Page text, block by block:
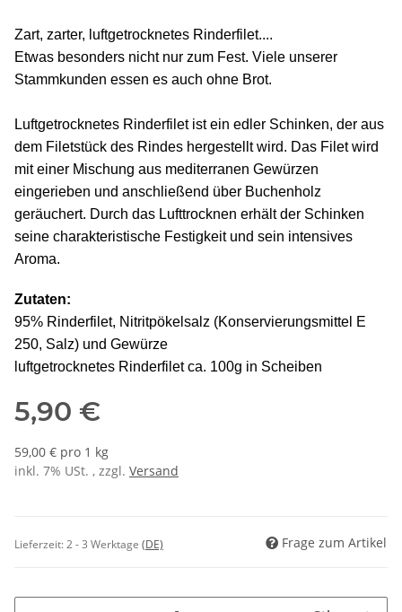
Zart, zarter, luftgetrocknetes Rinderfilet....
Etwas besonders nicht nur zum Fest. Viele unserer
Stammkunden essen es auch ohne Brot.
Luftgetrocknetes Rinderfilet ist ein edler Schinken, der aus
dem Filetstück des Rindes hergestellt wird. Das Filet wird
mit einer Mischung aus mediterranen Gewürzen
eingerieben und anschließend über Buchenholz
geräuchert. Durch das Lufttrocknen erhält der Schinken
seine charakteristische Festigkeit und sein intensives
Aroma.
Zutaten:
95% Rinderfilet, Nitritpökelsalz (Konservierungsmittel E
250, Salz) und Gewürze
luftgetrocknetes Rinderfilet ca. 100g in Scheiben
5,90 €
59,00 € pro 1 kg
inkl. 7% USt. , zzgl. Versand
Lieferzeit:2 - 3 Werktage (DE) Frage zum Artikel